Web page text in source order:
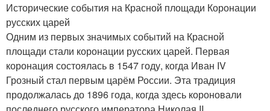
Исторические события на Красной площади Коронации
русских царей
Одним из первых значимых событий на Красной
площади стали коронации русских царей. Первая
коронация состоялась в 1547 году, когда Иван IV
Грозный стал первым царём России. Эта традиция
продолжалась до 1896 года, когда здесь короновали